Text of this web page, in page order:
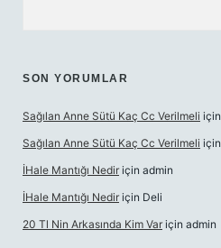
SON YORUMLAR
Sağılan Anne Sütü Kaç Cc Verilmeli için
Sağılan Anne Sütü Kaç Cc Verilmeli için
İHale Mantığı Nedir için admin
İHale Mantığı Nedir için Deli
20 Tl Nin Arkasında Kim Var için admin